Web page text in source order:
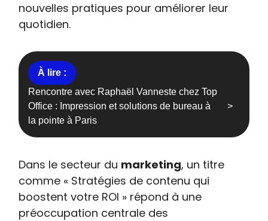
nouvelles pratiques pour améliorer leur
quotidien.
Rencontre avec Raphaël Vanneste chez Top
Office : Impression et solutions de bureau à
la pointe à Paris
Dans le secteur du marketing, un titre
comme « Stratégies de contenu qui
boostent votre ROI » répond à une
préoccupation centrale des